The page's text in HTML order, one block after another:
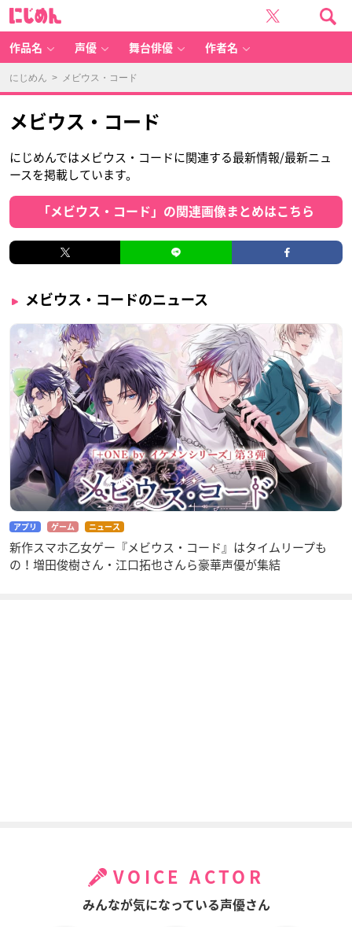
作品名 声優 舞台俳優 作者名
にじめん > メビウス・コード
メビウス・コード
にじめんではメビウス・コードに関連する最新情報/最新ニュ
ースを掲載しています。
「メビウス・コード」の関連画像まとめはこちら
メビウス・コードのニュース
アプリ ゲーム ニュース
新作スマホ乙女ゲー『メビウス・コード』はタイムリープも
の！増田俊樹さん・江口拓也さんら豪華声優が集結
VOICE ACTOR
みんなが気になっている声優さん